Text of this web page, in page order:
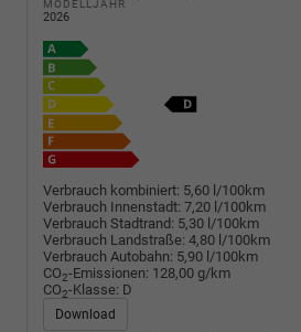
MODELLJAHR
2026
Verbrauch kombiniert: 5,60 l/100km
Verbrauch Innenstadt: 7,20 l/100km
Verbrauch Stadtrand: 5,30 l/100km
Verbrauch Landstraße: 4,80 l/100km
Verbrauch Autobahn: 5,90 l/100km
CO2-Emissionen: 128,00 g/km
CO2-Klasse: D
Download